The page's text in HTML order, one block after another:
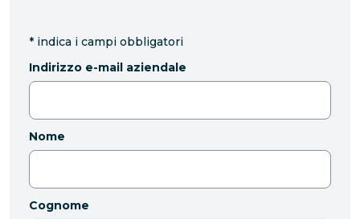
* indica i campi obbligatori
Indirizzo e-mail aziendale
Nome
Cognome